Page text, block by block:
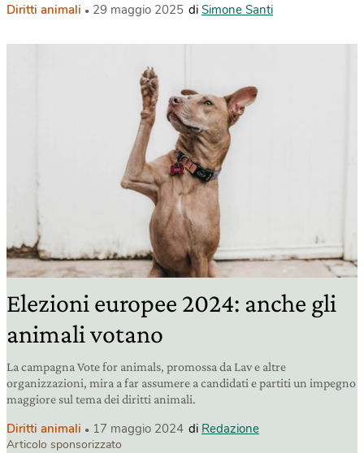
Diritti animali 29 maggio 2025 di Simone Santi
Elezioni europee 2024: anche gli
animali votano
La campagna Vote for animals, promossa da Lav e altre
organizzazioni, mira a far assumere a candidati e partiti un impegno
maggiore sul tema dei diritti animali.
Diritti animali 17 maggio 2024 di Redazione
Articolo sponsorizzato